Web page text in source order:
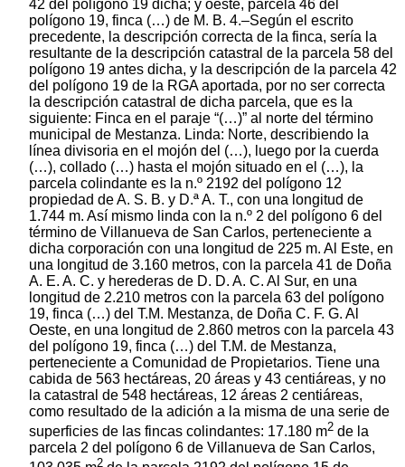
42 del polígono 19 dicha; y oeste, parcela 46 del
polígono 19, finca (…) de M. B. 4.–Según el escrito
precedente, la descripción correcta de la finca, sería la
resultante de la descripción catastral de la parcela 58 del
polígono 19 antes dicha, y la descripción de la parcela 42
del polígono 19 de la RGA aportada, por no ser correcta
la descripción catastral de dicha parcela, que es la
siguiente: Finca en el paraje “(…)” al norte del término
municipal de Mestanza. Linda: Norte, describiendo la
línea divisoria en el mojón del (…), luego por la cuerda
(…), collado (…) hasta el mojón situado en el (…), la
parcela colindante es la n.º 2192 del polígono 12
propiedad de A. S. B. y D.ª A. T., con una longitud de
1.744 m. Así mismo linda con la n.º 2 del polígono 6 del
término de Villanueva de San Carlos, perteneciente a
dicha corporación con una longitud de 225 m. Al Este, en
una longitud de 3.160 metros, con la parcela 41 de Doña
A. E. A. C. y herederas de D. D. A. C. Al Sur, en una
longitud de 2.210 metros con la parcela 63 del polígono
19, finca (…) del T.M. Mestanza, de Doña C. F. G. Al
Oeste, en una longitud de 2.860 metros con la parcela 43
del polígono 19, finca (…) del T.M. de Mestanza,
perteneciente a Comunidad de Propietarios. Tiene una
cabida de 563 hectáreas, 20 áreas y 43 centiáreas, y no
la catastral de 548 hectáreas, 12 áreas 2 centiáreas,
como resultado de la adición a la misma de una serie de
superficies de las fincas colindantes: 17.180 m2 de la
parcela 2 del polígono 6 de Villanueva de San Carlos,
2